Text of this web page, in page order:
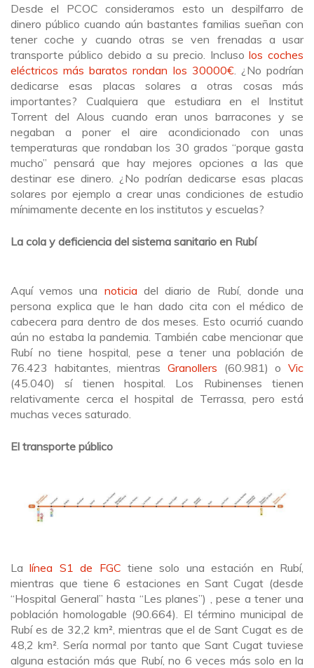
Desde el PCOC consideramos esto un despilfarro de
dinero público cuando aún bastantes familias sueñan con
tener coche y cuando otras se ven frenadas a usar
transporte público debido a su precio. Inclusolos coches
eléctricos más baratos rondan los 30000€. ¿No podrían
dedicarse esas placas solares a otras cosas más
importantes? Cualquiera que estudiara en el Institut
Torrent del Alous cuando eran unos barracones y se
negaban a poner el aire acondicionado con unas
temperaturas que rondaban los 30 grados “porque gasta
mucho” pensará que hay mejores opciones a las que
destinar ese dinero. ¿No podrían dedicarse esas placas
solares por ejemplo a crear unas condiciones de estudio
mínimamente decente en los institutos y escuelas?
La cola y deficiencia del sistema sanitario en Rubí
Aquí vemos una noticia del diario de Rubí, donde una
persona explica que le han dado cita con el médico de
cabecera para dentro de dos meses. Esto ocurrió cuando
aún no estaba la pandemia. También cabe mencionar que
Rubí no tiene hospital, pese a tener una población de
76.423 habitantes, mientras Granollers (60.981) o Vic
(45.040) sí tienen hospital. Los Rubinenses tienen
relativamente cerca el hospital de Terrassa, pero está
muchas veces saturado.
El transporte público
Lalínea S1 de FGC tiene solo una estación en Rubí,
mientras que tiene 6 estaciones en Sant Cugat (desde
“Hospital General” hasta “Les planes”) , pese a tener una
población homologable (90.664). El término municipal de
Rubí es de 32,2 km², mientras que el de Sant Cugat es de
48,2 km². Sería normal por tanto que Sant Cugat tuviese
alguna estación más que Rubí, no 6 veces más solo en la